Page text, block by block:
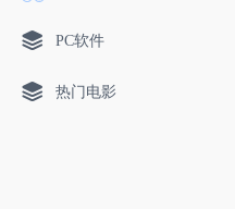
PC软件
热门电影